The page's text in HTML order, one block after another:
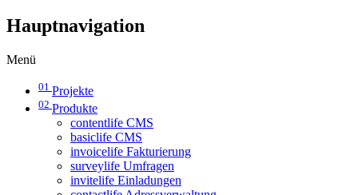
Hauptnavigation
Menü
01 Projekte
02 Produkte
contentlife CMS
basiclife CMS
invoicelife Fakturierung
surveylife Umfragen
invitelife Einladungen